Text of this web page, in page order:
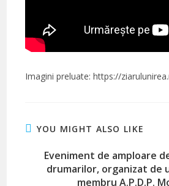
Imagini preluate: https://
YOU MIGHT ALSO LIKE
Eveniment de amploare
drumarilor, organizat de
membru A.P.D.P.